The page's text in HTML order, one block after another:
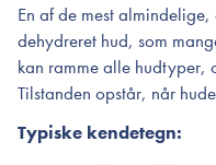
En af de mest
dehydreret hud, som
kan ramme alle hudtyper,
Tilstanden opstår, når
Typiske kendetegn: